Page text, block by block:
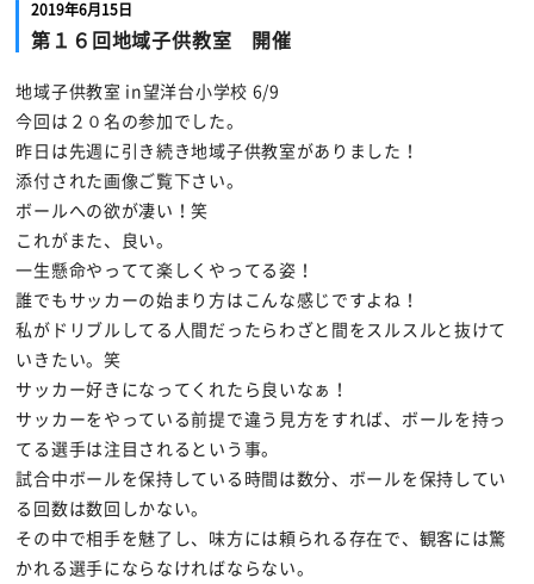
2019年6月15日
第１６回地域子供教室 開催
地域子供教室 in望洋台小学校 6/9
今回は２０名の参加でした。
昨日は先週に引き続き地域子供教室がありました！
添付された画像ご覧下さい。
ボールへの欲が凄い！笑
これがまた、良い。
一生懸命やってて楽しくやってる姿！
誰でもサッカーの始まり方はこんな感じですよね！
私がドリブルしてる人間だったらわざと間をスルスルと抜けて
いきたい。笑
サッカー好きになってくれたら良いなぁ！
サッカーをやっている前提で違う見方をすれば、ボールを持っ
てる選手は注目されるという事。
試合中ボールを保持している時間は数分、ボールを保持してい
る回数は数回しかない。
その中で相手を魅了し、味方には頼られる存在で、観客には驚
かれる選手にならなければならない。